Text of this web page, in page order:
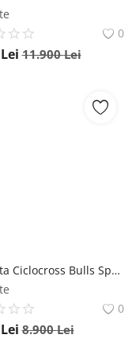
0
Lei 11.900Lei
Bicicleta Ciclocross Bulls Speed Grinder - 28 Inch, L, Gri Bulls
0
Lei 8.900Lei